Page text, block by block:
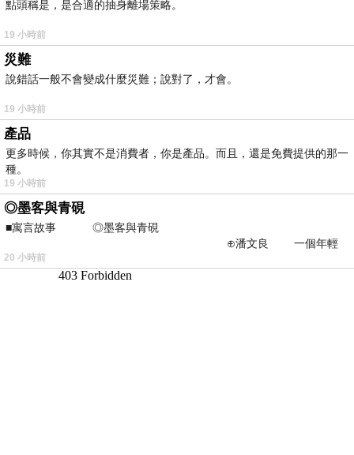
點頭稱是，是合適的抽身離場策略。
19 小時前
災難
說錯話一般不會變成什麼災難；說對了，才會。
19 小時前
產品
更多時候，你其實不是消費者，你是產品。而且，還是免費提供的那一
種。
19 小時前
◎墨客與青硯
■寓言故事 ◎墨客與青硯
⊕潘文良 一個年輕
的墨客，在京城的古玩肆裡
20 小時前